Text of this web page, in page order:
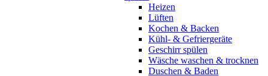
Heizen
Lüften
Kochen & Backen
Kühl- & Gefriergeräte
Geschirr spülen
Wäsche waschen & trocknen
Duschen & Baden